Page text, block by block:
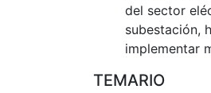
del sector
subestación,
implementar
TEMARIO